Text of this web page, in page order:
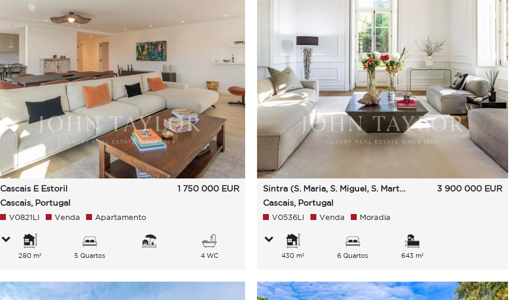
Cascais E Estoril
Cascais, Portugal
1 750 000 EUR
V0821LI Venda Apartamento
280 m² 5 Quartos 4 WC
Sintra (S. Maria, S. Miguel, S. Martinho E S. Pedro De Penaferrim)
Cascais, Portugal
3 900 000 EUR
V0536LI Venda Moradia
430 m² 6 Quartos 643 m²